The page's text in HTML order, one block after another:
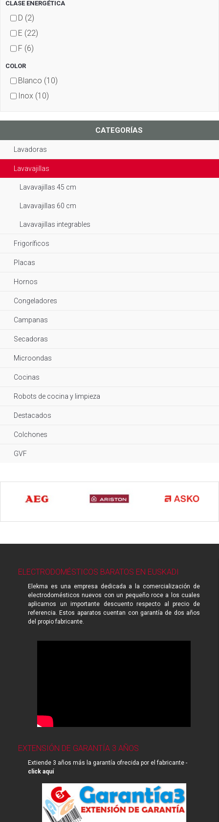
CLASE ENERGÉTICA
D (2)
E (22)
F (6)
COLOR
Blanco (10)
Inox (10)
CATEGORÍAS
Lavadoras
Lavavajillas
Lavavajillas 45 cm
Lavavajillas 60 cm
Lavavajillas integrables
Frigoríficos
Placas
Hornos
Congeladores
Campanas
Secadoras
Microondas
Cocinas
Robots de cocina y limpieza
Destacados
Colchones
GVF
ELECTRODOMÉSTICOS BARATOS EN EUSKADI
Elekma es una empresa dedicada a la comercialización de
electrodomésticos nuevos con un pequeño roce a los cuales
aplicamos un importante descuento respecto al precio de
referencia. Estos aparatos cuentan con garantía de dos años
del propio fabricante.
EXTENSIÓN DE GARANTÍA 3 AÑOS
Extiende 3 años más la garantía ofrecida por el fabricante -
click aquí